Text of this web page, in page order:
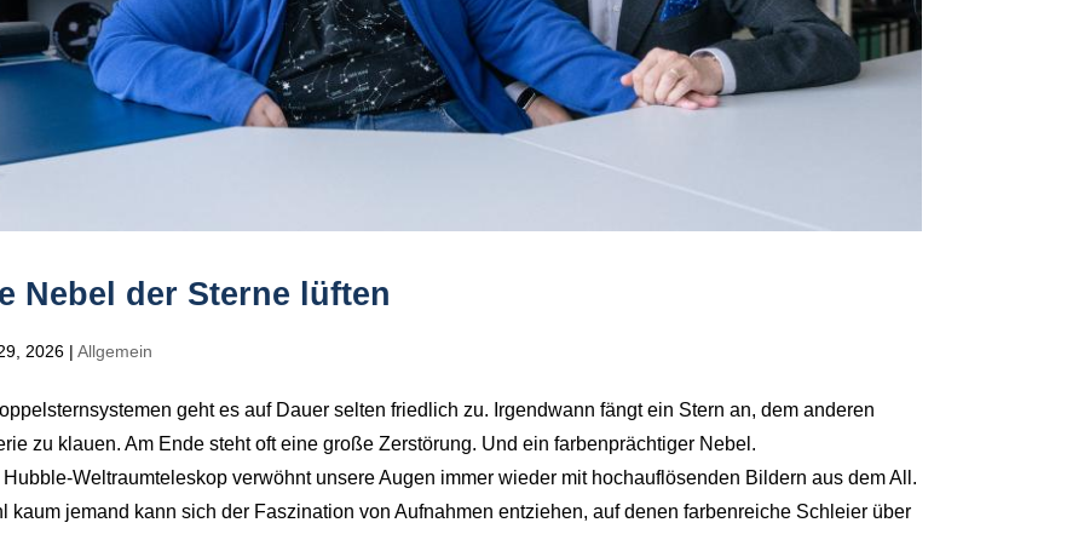
Nebel der Sterne lüften
2026| Allgemein
geht es auf Dauer selten friedlich zu. Irgendwann fängt ein Stern an, dem anderen
zu klauen. Am Ende steht oft eine große Zerstörung. Und ein farbenprächtiger Nebel.
Weltraumteleskop verwöhnt unsere Augen immer wieder mit hochauflösenden Bildern aus dem All.
kaum jemand kann sich der Faszination von Aufnahmen entziehen, auf denen farbenreiche Schleier über